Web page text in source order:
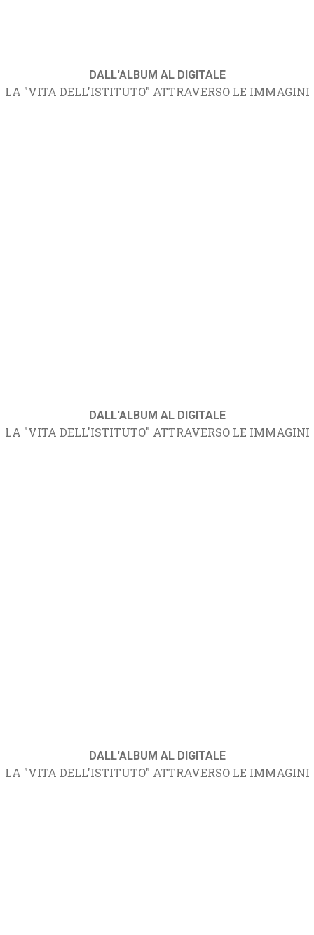
DALL'ALBUM AL DIGITALE
LA "VITA DELL'ISTITUTO" ATTRAVERSO LE IMMAGINI
DALL'ALBUM AL DIGITALE
LA "VITA DELL'ISTITUTO" ATTRAVERSO LE IMMAGINI
DALL'ALBUM AL DIGITALE
LA "VITA DELL'ISTITUTO" ATTRAVERSO LE IMMAGINI